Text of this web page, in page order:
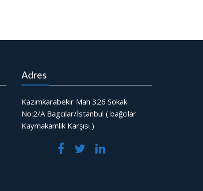
Adres
Kazımkarabekir Mah 326 Sokak
No:2/A Bagcılar/İstanbul ( bağcılar
Kaymakamlık Karşısı )